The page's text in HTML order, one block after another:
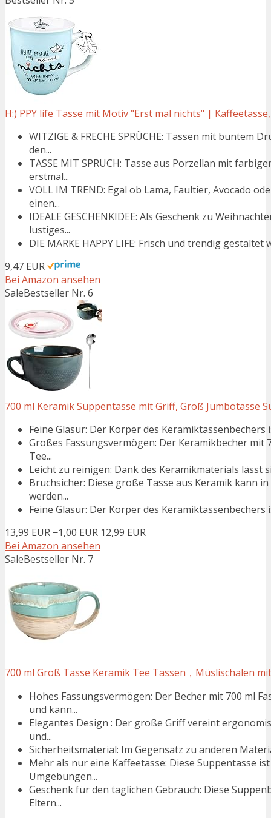
H:) PPY life Tasse mit Motiv "Erst mal nichts" |
WITZIGE & FRECHE SPRÜCHE: Tassen mit
den...
TASSE MIT SPRUCH: Tasse aus Porzellan mit
erstmal...
VOLL IM TREND: Egal ob Lama, Faultier, Avocado
einen...
IDEALE GESCHENKIDEE: Als Geschenk zu
lustiges...
DIE MARKE HAPPY LIFE: Frisch und trendig
9,47 EUR
Bei Amazon ansehen
SaleBestseller Nr. 6
700 ml Keramik Suppentasse mit Griff, Groß Jumbotasse
Feine Glasur: Der Körper des
Großes Fassungsvermögen: Der Keramikbecher
Tee...
Leicht zu reinigen: Dank des Keramikmaterials lässt
Bruchsicher: Diese große Tasse aus Keramik kann
werden...
Feine Glasur: Der Körper des
13,99 EUR −1,00 EUR 12,99 EUR
Bei Amazon ansehen
SaleBestseller Nr. 7
700 ml Groß Tasse Keramik Tee Tassen，Müslischalen
Hohes Fassungsvermögen: Der Becher mit 700 ml
und kann...
Elegantes Design : Der große Griff vereint
und...
Sicherheitsmaterial: Im Gegensatz zu anderen
Mehr als nur eine Kaffeetasse: Diese Suppentasse
Umgebungen...
Geschenk für den täglichen Gebrauch: Diese
Eltern...